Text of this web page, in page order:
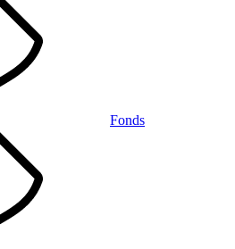
Fonds